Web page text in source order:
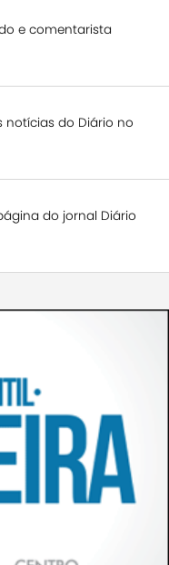
e comentarista
notícias do Diário no
do jornal Diário